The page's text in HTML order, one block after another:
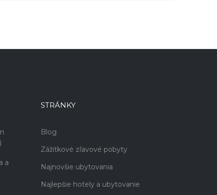
a
STRÁNKY
Blog
Zážitkové zľavové pobyty
Najnovšie ubytovania
Najlepšie hotely a ubytovanie